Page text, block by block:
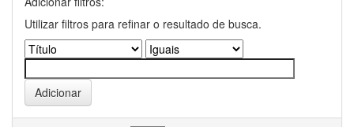
Utilizar filtros para refinar o resultado de busca.